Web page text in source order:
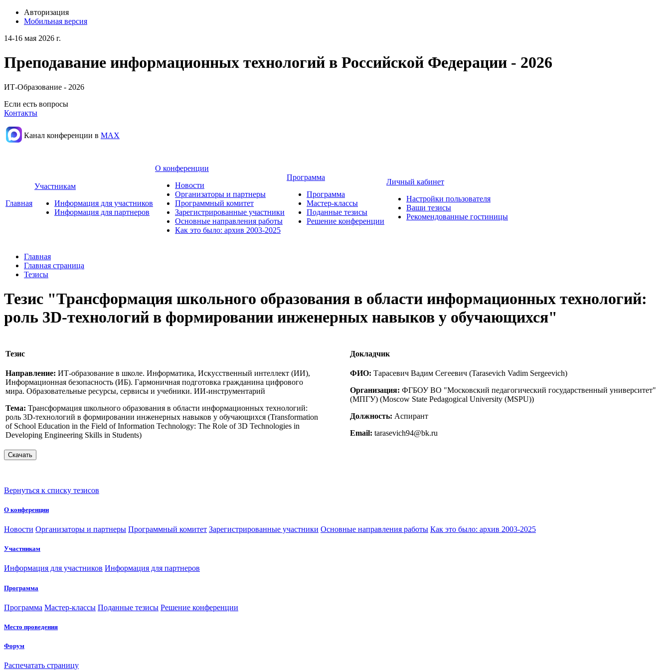
Авторизация
Мобильная версия
14-16 мая 2026 г.
Преподавание информационных технологий в Российской Федерации - 2026
ИТ-Образование - 2026
Если есть вопросы
Контакты
Канал конференции в МАХ
Главная
Участникам
Информация для участников
Информация для партнеров
О конференции
Новости
Организаторы и партнеры
Программный комитет
Зарегистрированные участники
Основные направления работы
Как это было: архив 2003-2025
Программа
Программа
Мастер-классы
Поданные тезисы
Решение конференции
Личный кабинет
Настройки пользователя
Ваши тезисы
Рекомендованные гостиницы
Главная
Главная страница
Тезисы
Тезис "Трансформация школьного образования в области информационных технологий:
роль 3D‑технологий в формировании инженерных навыков у обучающихся"
Тезис
Направление: ИТ-образование в школе. Информатика, Искусственный интеллект (ИИ),
Информационная безопасность (ИБ). Гармоничная подготовка гражданина цифрового
мира. Образовательные ресурсы, сервисы и учебники. ИИ-инструментарий
Тема: Трансформация школьного образования в области информационных технологий:
роль 3D‑технологий в формировании инженерных навыков у обучающихся (Transformation
of School Education in the Field of Information Technology: The Role of 3D Technologies in
Developing Engineering Skills in Students)
Докладчик
ФИО: Тарасевич Вадим Сегеевич (Tarasevich Vadim Sergeevich)
Организация: ФГБОУ ВО "Московский педагогический государственный университет"
(МПГУ) (Moscow State Pedagogical University (MSPU))
Должность: Аспирант
Email: tarasevich94@bk.ru
Вернуться к списку тезисов
О конференции
Новости Организаторы и партнеры Программный комитет Зарегистрированные участники Основные направления работы Как это было: архив 2003-2025
Участникам
Информация для участников Информация для партнеров
Программа
Программа Мастер-классы Поданные тезисы Решение конференции
Место проведения
Форум
Распечатать страницу